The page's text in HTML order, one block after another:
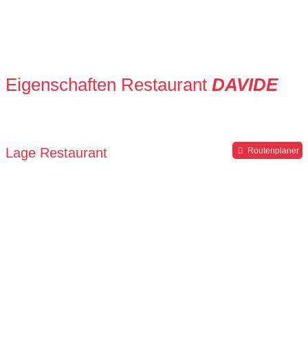
Eigenschaften Restaurant DAVIDE
Lage Restaurant Routenplaner